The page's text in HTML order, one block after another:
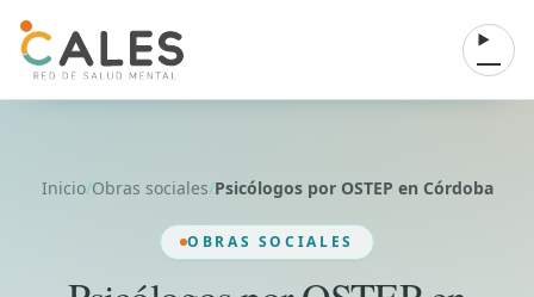
Abrir
Inicio/Obras sociales/Psicólogos por OSTEP en Córdoba
OBRAS SOCIALES